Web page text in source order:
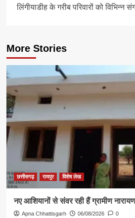
लिंगीयाडीह के गरीब परिवारों को विभिन्न
More Stories
छत्तीसगढ़ रायपुर विशेष लेख
नए आशियानों से संवर रही हैं ग्रामीण
Apna Chhattisgarh 06/08/2026 0